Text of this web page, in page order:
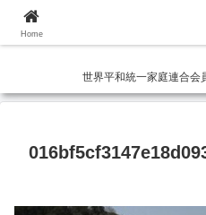
世界平和統一家庭連合会
Home